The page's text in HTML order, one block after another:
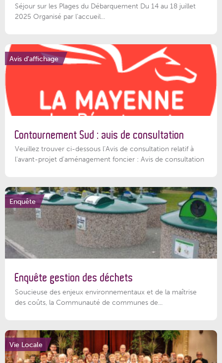
Séjour sur les Plages du Débarquement Du 14 au 18 juillet
2025 Organisé par l’accueil...
Avis d'affichage
Contournement Sud : avis de consultation
Veuillez trouver ci-dessous l’Avis de consultation relatif à
l'avant-projet d'aménagement foncier : Avis de consultation
Enquête
Enquête gestion des déchets
Soucieuse des enjeux environnementaux et de la maîtrise
des coûts, la Communauté de communes de...
Vie Locale